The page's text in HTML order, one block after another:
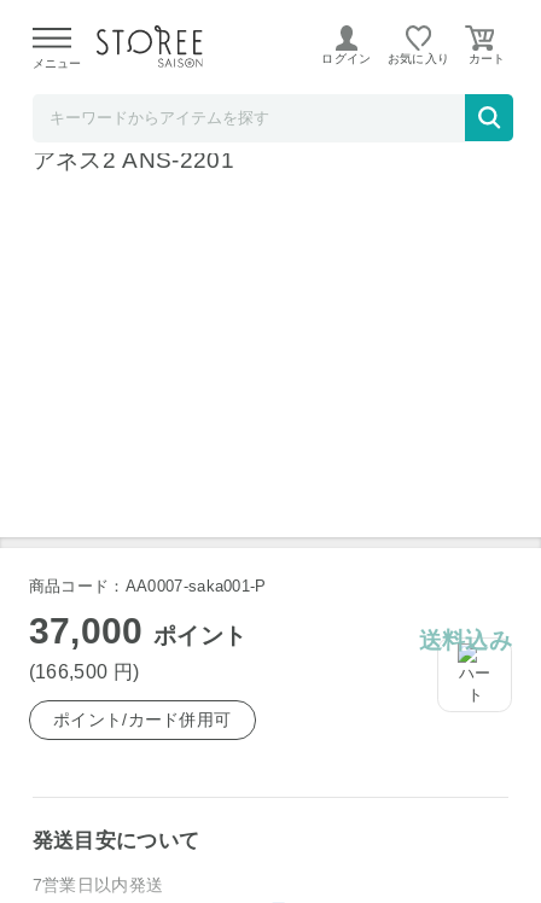
よる配送遅延が発生しております。
メニュー ログイン お気に入り
酒井医療 低濃度オゾン 発生装置 Airness2 エ
アネス2 ANS-2201
商品コード：AA0007-saka001-P
37,000ポイント
(166,500 円)
送料込み
ポイント/カード併用可
発送目安について
7営業日以内発送